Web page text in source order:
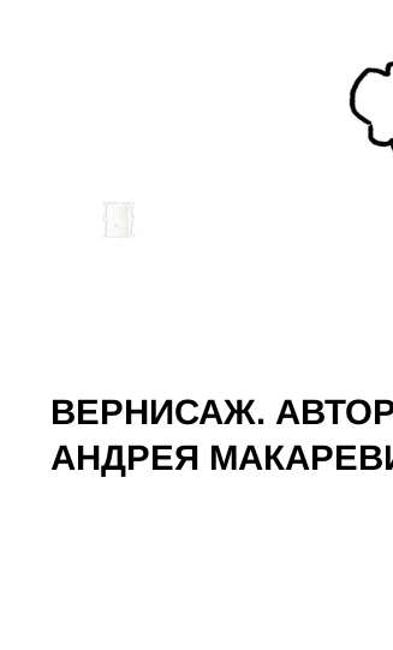
ВЕРНИСАЖ.
АНДРЕЯ